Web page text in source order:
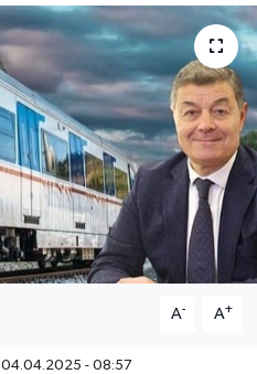
A- A+
04.04.2025 - 08:57